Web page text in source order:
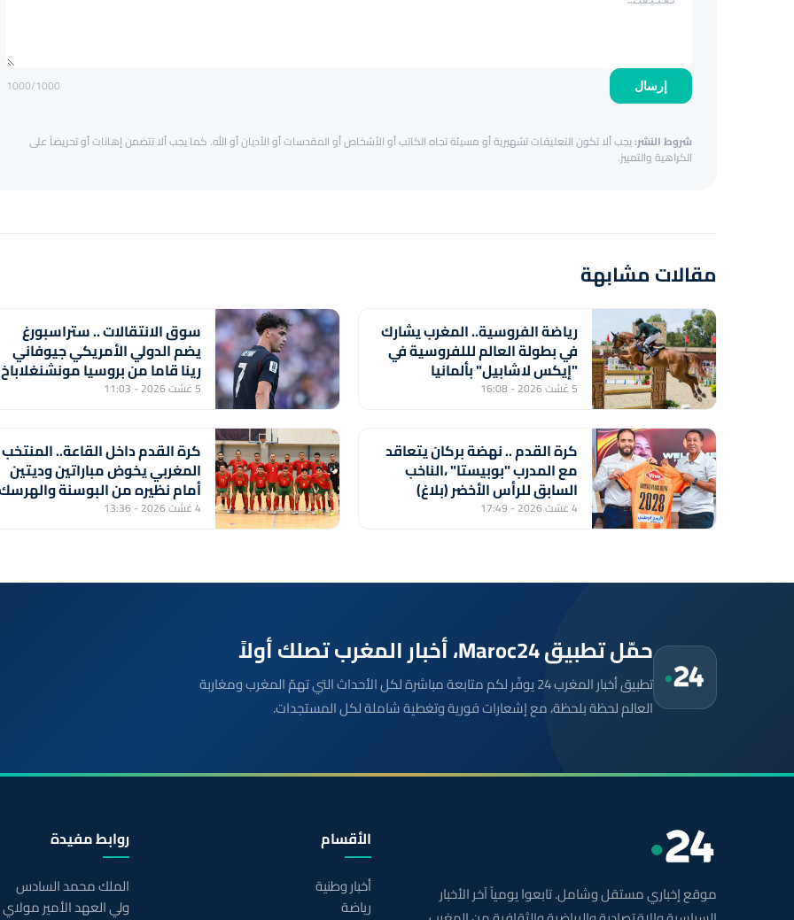
إرسال 1000/1000
شروط النشر:يجب ألا تكون التعليقات تشهيرية أو مسيئة تجاه الكاتب أو الأشخاص أو المقدسات أو الأديان أو الله. كما يجب ألا تتضمن إهانات أو تحريضاً على
الكراهية والتمييز.
مقالات مشابهة
رياضة الفروسية.. المغرب يشارك
في بطولة العالم لللفروسية في
"إيكس لاشابيل" بألمانيا
5 غشت 2026 - 16:08
سوق الانتقالات .. ستراسبورغ
يضم الدولي الأمريكي جيوفاني
رينا قاما من بروسيا مونشنغلاباخ
5 غشت 2026 - 11:03
كرة القدم .. نهضة بركان يتعاقد
مع المدرب "بوبيستا" ،الناخب
السابق للرأس الأخضر (بلاغ)
4 غشت 2026 - 17:49
كرة القدم داخل القاعة.. المنتخب
المغربي يخوض مباراتين وديتين
أمام نظيره من البوسنة
4 غشت 2026 - 13:36
حمّل تطبيق Maroc24، أخبار المغرب تصلك أولاً
تطبيق أخبار المغرب 24 يوفّر لكم متابعة مباشرة لكل الأحداث التي تهمّ المغرب ومغاربة
العالم لحظة بلحظة، مع إشعارات فورية وتغطية شاملة لكل المستجدات.
موقع إخباري مستقل وشامل. تابعوا يومياً آخر الأخبار
الأقسام
أخبار وطنية
رياضة
روابط مفيدة
الملك محمد السادس
ولي العهد الأمير